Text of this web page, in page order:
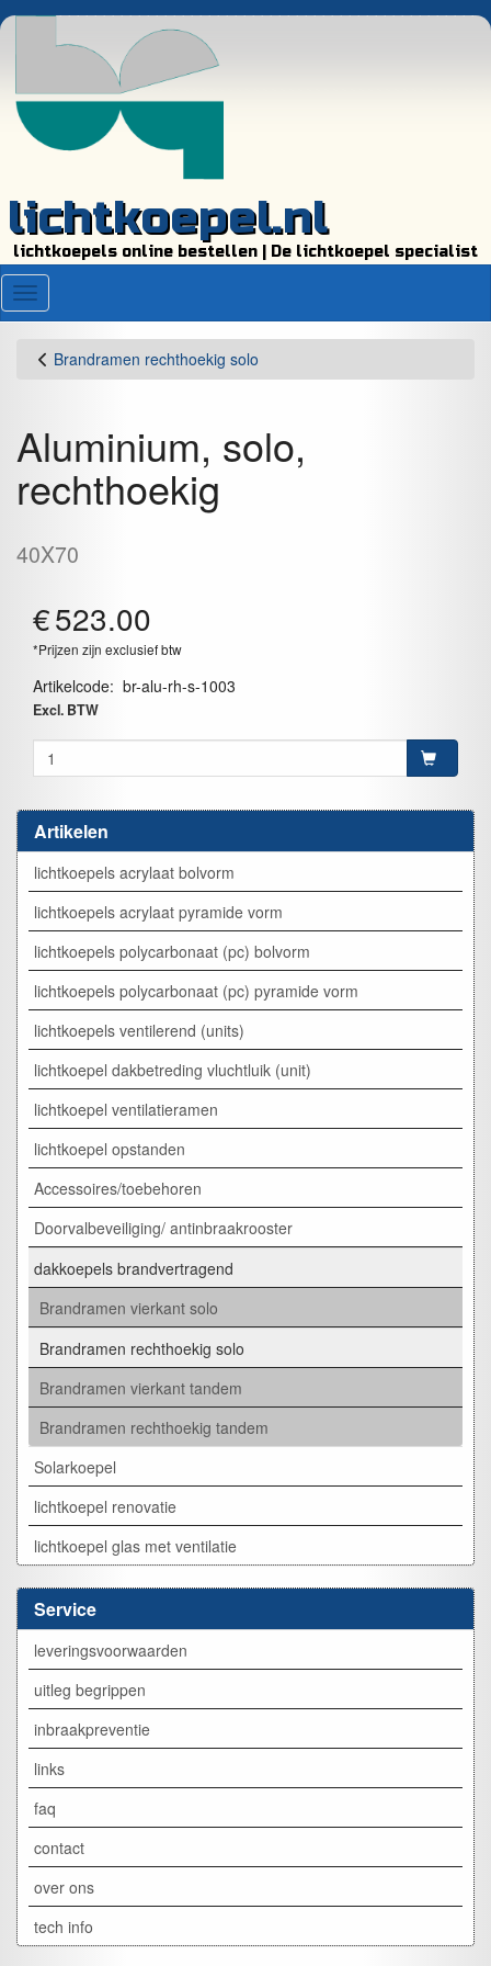
lichtkoepel.nl
lichtkoepels online bestellen | De lichtkoepel specialist
Menu
Artikelen
lichtkoepels acrylaat bolvorm
lichtkoepels acrylaat pyramide vorm
lichtkoepels polycarbonaat (pc) bolvorm
lichtkoepels polycarbonaat (pc) pyramide vorm
lichtkoepels ventilerend (units)
lichtkoepel dakbetreding vluchtluik (unit)
lichtkoepel ventilatieramen
lichtkoepel opstanden
Accessoires/toebehoren
Doorvalbeveiliging/ antinbraakrooster
dakkoepels brandvertragend
Brandramen vierkant solo
Brandramen rechthoekig solo
Brandramen vierkant tandem
Brandramen rechthoekig tandem
Solarkoepel
lichtkoepel renovatie
lichtkoepel glas met ventilatie
Service
leveringsvoorwaarden
uitleg begrippen
inbraakpreventie
links
faq
contact
over ons
tech info
Brandramen rechthoekig solo
Aluminium, solo,
rechthoekig
40X70
€523.00
*Prijzen zijn exclusief btw
Artikelcode: br-alu-rh-s-1003
Excl. BTW